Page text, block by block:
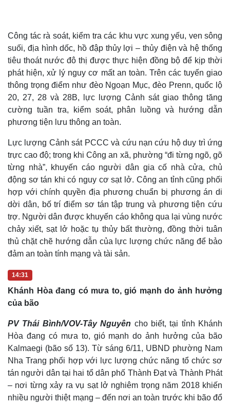
Doanh nghiệp
Thông tin doanh nghiệp
Doanh nghiệp 24h
Doanh nhân
Vì cộng đồng
Công nghệ
Sành điệu
Tin Công nghệ
Trải nghiệm
Chuyển đổi số
Công tác rà soát, kiểm tra các khu vực xung yếu, ven sông
suối, địa hình dốc, hồ đập thủy lợi – thủy điện và hệ thống
tiêu thoát nước đô thị được thực hiện đồng bộ để kịp thời
phát hiện, xử lý nguy cơ mất an toàn. Trên các tuyến giao
thông trọng điểm như đèo Ngoạn Mục, đèo Prenn, quốc lộ
20, 27, 28 và 28B, lực lượng Cảnh sát giao thông tăng
cường tuần tra, kiểm soát, phân luồng và hướng dẫn
phương tiện lưu thông an toàn.
Lực lượng Cảnh sát PCCC và cứu nạn cứu hộ duy trì ứng
trực cao độ; trong khi Công an xã, phường “đi từng ngõ, gõ
từng nhà”, khuyến cáo người dân gia cố nhà cửa, chủ
động sơ tán khi có nguy cơ sạt lở. Công an tỉnh cũng phối
hợp với chính quyền địa phương chuẩn bị phương án di
dời dân, bố trí điểm sơ tán tập trung và phương tiện cứu
trợ. Người dân được khuyến cáo không qua lại vùng nước
chảy xiết, sạt lở hoặc tụ thủy bất thường, đồng thời tuân
thủ chặt chẽ hướng dẫn của lực lượng chức năng để bảo
đảm an toàn tính mạng và tài sản.
14:31
Khánh Hòa đang có mưa to, gió mạnh do ảnh hưởng
của bão
PV Thái Bình/VOV-Tây Nguyên cho biết, tại tỉnh Khánh
Hòa đang có mưa to, gió mạnh do ảnh hưởng của bão
Kalmaegi (bão số 13). Từ sáng 6/11, UBND phường Nam
Nha Trang phối hợp với lực lượng chức năng tổ chức sơ
tán người dân tại hai tổ dân phố Thành Đạt và Thành Phát
– nơi từng xảy ra vụ sạt lở nghiêm trọng năm 2018 khiến
nhiều người thiệt mạng – đến nơi an toàn trước khi bão đổ